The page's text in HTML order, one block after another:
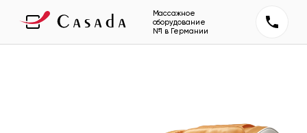
Массажное
оборудование
№1 в Германии